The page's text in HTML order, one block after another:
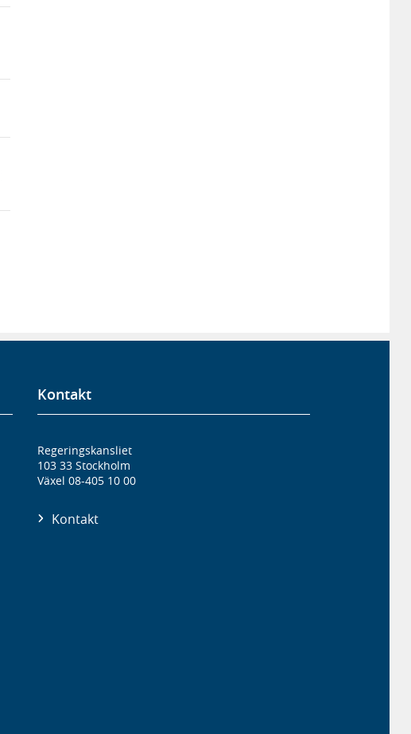
Kontakt
Regeringskansliet
103 33 Stockholm
Växel 08-405 10 00
Kontakt